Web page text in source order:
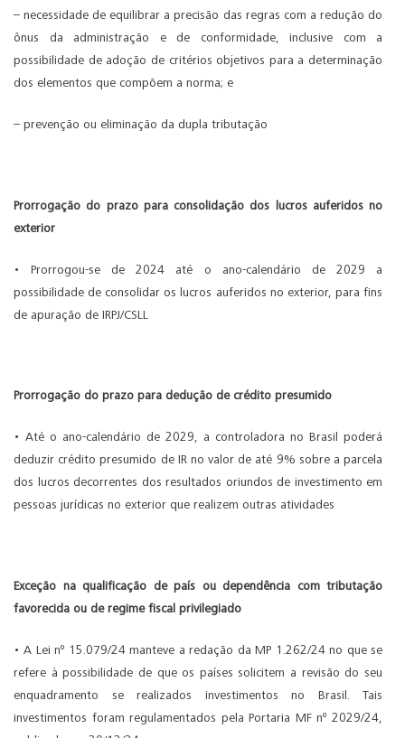
– necessidade de equilibrar a precisão das regras com a redução do
ônus da administração e de conformidade, inclusive com a
possibilidade de adoção de critérios objetivos para a determinação
dos elementos que compõem a norma; e
– prevenção ou eliminação da dupla tributação
Prorrogação do prazo para consolidação dos lucros auferidos no
exterior
• Prorrogou-se de 2024 até o ano-calendário de 2029 a
possibilidade de consolidar os lucros auferidos no exterior, para fins
de apuração de IRPJ/CSLL
Prorrogação do prazo para dedução de crédito presumido
• Até o ano-calendário de 2029, a controladora no Brasil poderá
deduzir crédito presumido de IR no valor de até 9% sobre a parcela
dos lucros decorrentes dos resultados oriundos de investimento em
pessoas jurídicas no exterior que realizem outras atividades
Exceção na qualificação de país ou dependência com tributação
favorecida ou de regime fiscal privilegiado
• A Lei nº 15.079/24 manteve a redação da MP 1.262/24 no que se
refere à possibilidade de que os países solicitem a revisão do seu
enquadramento se realizados investimentos no Brasil. Tais
investimentos foram regulamentados pela Portaria MF nº 2029/24,